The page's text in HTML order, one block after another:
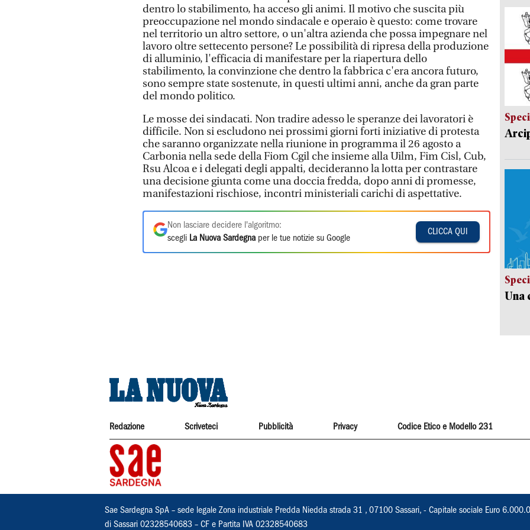
dentro lo stabilimento, ha acceso gli animi. Il motivo che suscita più
preoccupazione nel mondo sindacale e operaio è questo: come trovare
nel territorio un altro settore, o un'altra azienda che possa impegnare nel
lavoro oltre settecento persone? Le possibilità di ripresa della produzione
di alluminio, l'efficacia di manifestare per la riapertura dello
stabilimento, la convinzione che dentro la fabbrica c'era ancora futuro,
sono sempre state sostenute, in questi ultimi anni, anche da gran parte
del mondo politico.
Le mosse dei sindacati. Non tradire adesso le speranze dei lavoratori è
difficile. Non si escludono nei prossimi giorni forti iniziative di protesta
che saranno organizzate nella riunione in programma il 26 agosto a
Carbonia nella sede della Fiom Cgil che insieme alla Uilm, Fim Cisl, Cub,
Rsu Alcoa e i delegati degli appalti, decideranno la lotta per contrastare
una decisione giunta come una doccia fredda, dopo anni di promesse,
manifestazioni rischiose, incontri ministeriali carichi di aspettative.
Non lasciare decidere l'algoritmo:
scegli La Nuova Sardegna per le tue notizie su Google
CLICCA QUI
Una
Redazione Scriveteci Pubblicità Privacy Codice Etico e Modello 231
Sae Sardegna SpA – sede legale Zona industriale Predda Niedda strada 31 , 07100 Sassari, - Capitale sociale Euro
di Sassari 02328540683 – CF e Partita IVA 02328540683